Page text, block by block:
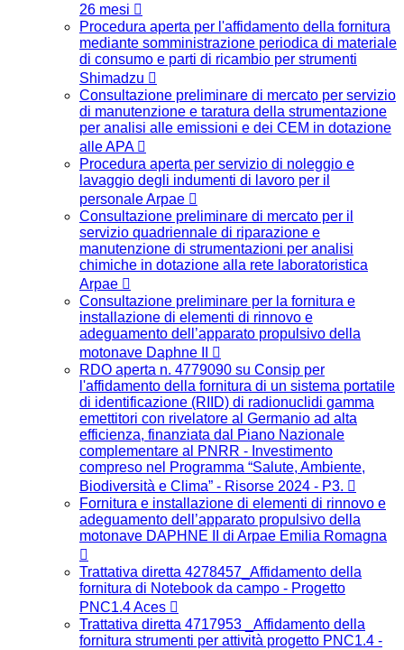
26 mesi
Procedura aperta per l'affidamento della fornitura
mediante somministrazione periodica di materiale
di consumo e parti di ricambio per strumenti
Shimadzu
Consultazione preliminare di mercato per servizio
di manutenzione e taratura della strumentazione
per analisi alle emissioni e dei CEM in dotazione
alle APA
Procedura aperta per servizio di noleggio e
lavaggio degli indumenti di lavoro per il
personale Arpae
Consultazione preliminare di mercato per il
servizio quadriennale di riparazione e
manutenzione di strumentazioni per analisi
chimiche in dotazione alla rete laboratoristica
Arpae
Consultazione preliminare per la fornitura e
installazione di elementi di rinnovo e
adeguamento dell’apparato propulsivo della
motonave Daphne II
RDO aperta n. 4779090 su Consip per
l'affidamento della fornitura di un sistema portatile
di identificazione (RIID) di radionuclidi gamma
emettitori con rivelatore al Germanio ad alta
efficienza, finanziata dal Piano Nazionale
complementare al PNRR - Investimento
compreso nel Programma “Salute, Ambiente,
Biodiversità e Clima” - Risorse 2024 - P3.
Fornitura e installazione di elementi di rinnovo e
adeguamento dell’apparato propulsivo della
motonave DAPHNE II di Arpae Emilia Romagna
Trattativa diretta 4278457_Affidamento della
fornitura di Notebook da campo - Progetto
PNC1.4 Aces
Trattativa diretta 4717953 _Affidamento della
fornitura strumenti per attività progetto PNC1.4 -